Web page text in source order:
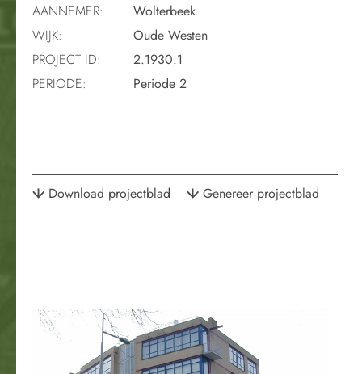
AANNEMER:
Wolterbeek
WIJK:
Oude Westen
PROJECT ID:
2.1930.1
PERIODE:
Periode 2
Download projectblad Genereer projectblad